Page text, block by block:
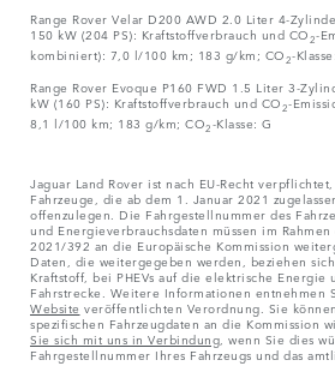
Range Rover Velar D200 AWD 2.0 Liter 4-
150 kW (204 PS): Kraftstoffverbrauch und CO2-
kombiniert): 7,0 l/100 km; 183 g/km; CO2-
Range Rover Evoque P160 FWD 1.5 Liter 3-
kW (160 PS): Kraftstoffverbrauch und CO2-
8,1 l/100 km; 183 g/km; CO2-Klasse: G
Jaguar Land Rover ist nach EU-Recht
Fahrzeuge, die ab dem 1. Januar 2021
offenzulegen. Die Fahrgestellnummer des
und Energieverbrauchsdaten müssen im
2021/392 an die Europäische Kommission
Daten, die weitergegeben werden, beziehen
Kraftstoff, bei PHEVs auf die elektrische Energie
Fahrstrecke. Weitere Informationen entnehmen
Website veröffentlichten Verordnung. Sie
spezifischen Fahrzeugdaten an die Kommission
Sie sich mit uns in Verbindung , wenn Sie dies
Fahrgestellnummer Ihres Fahrzeugs und das